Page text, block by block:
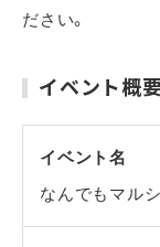
ださい。
イベント概
イベント名
なんでもマル